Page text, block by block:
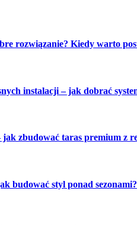
rozwiązanie? Kiedy warto
instalacji – jak dobrać
zbudować taras premium z
budować styl ponad sezonami?